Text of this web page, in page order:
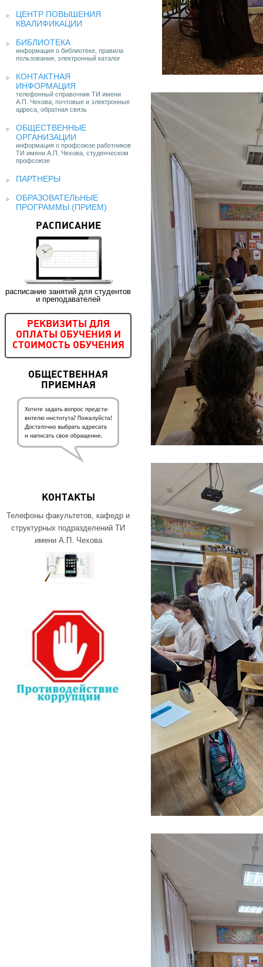
ЦЕНТР ПОВЫШЕНИЯ
КВАЛИФИКАЦИИ
БИБЛИОТЕКА
информация о библиотеке, правила
пользования, электронный каталог
КОНТАКТНАЯ
ИНФОРМАЦИЯ
телефонный справочник ТИ имени
А.П. Чехова, почтовые и электронные
адреса, обратная связь
ОБЩЕСТВЕННЫЕ
ОРГАНИЗАЦИИ
информация о профсоюзе работников
ТИ имени А.П. Чехова, студенческом
профсоюзе
ПАРТНЕРЫ
ОБРАЗОВАТЕЛЬНЫЕ
ПРОГРАММЫ (ПРИЕМ)
РАСПИСАНИЕ
расписание занятий для студентов
и преподавателей
РЕКВИЗИТЫ ДЛЯ
ОПЛАТЫ ОБУЧЕНИЯ И
СТОИМОСТЬ ОБУЧЕНИЯ
ОБЩЕСТВЕННАЯ
ПРИЕМНАЯ
КОНТАКТЫ
Телефоны факультетов, кафедр и
структурных подразделений ТИ
имени А.П. Чехова